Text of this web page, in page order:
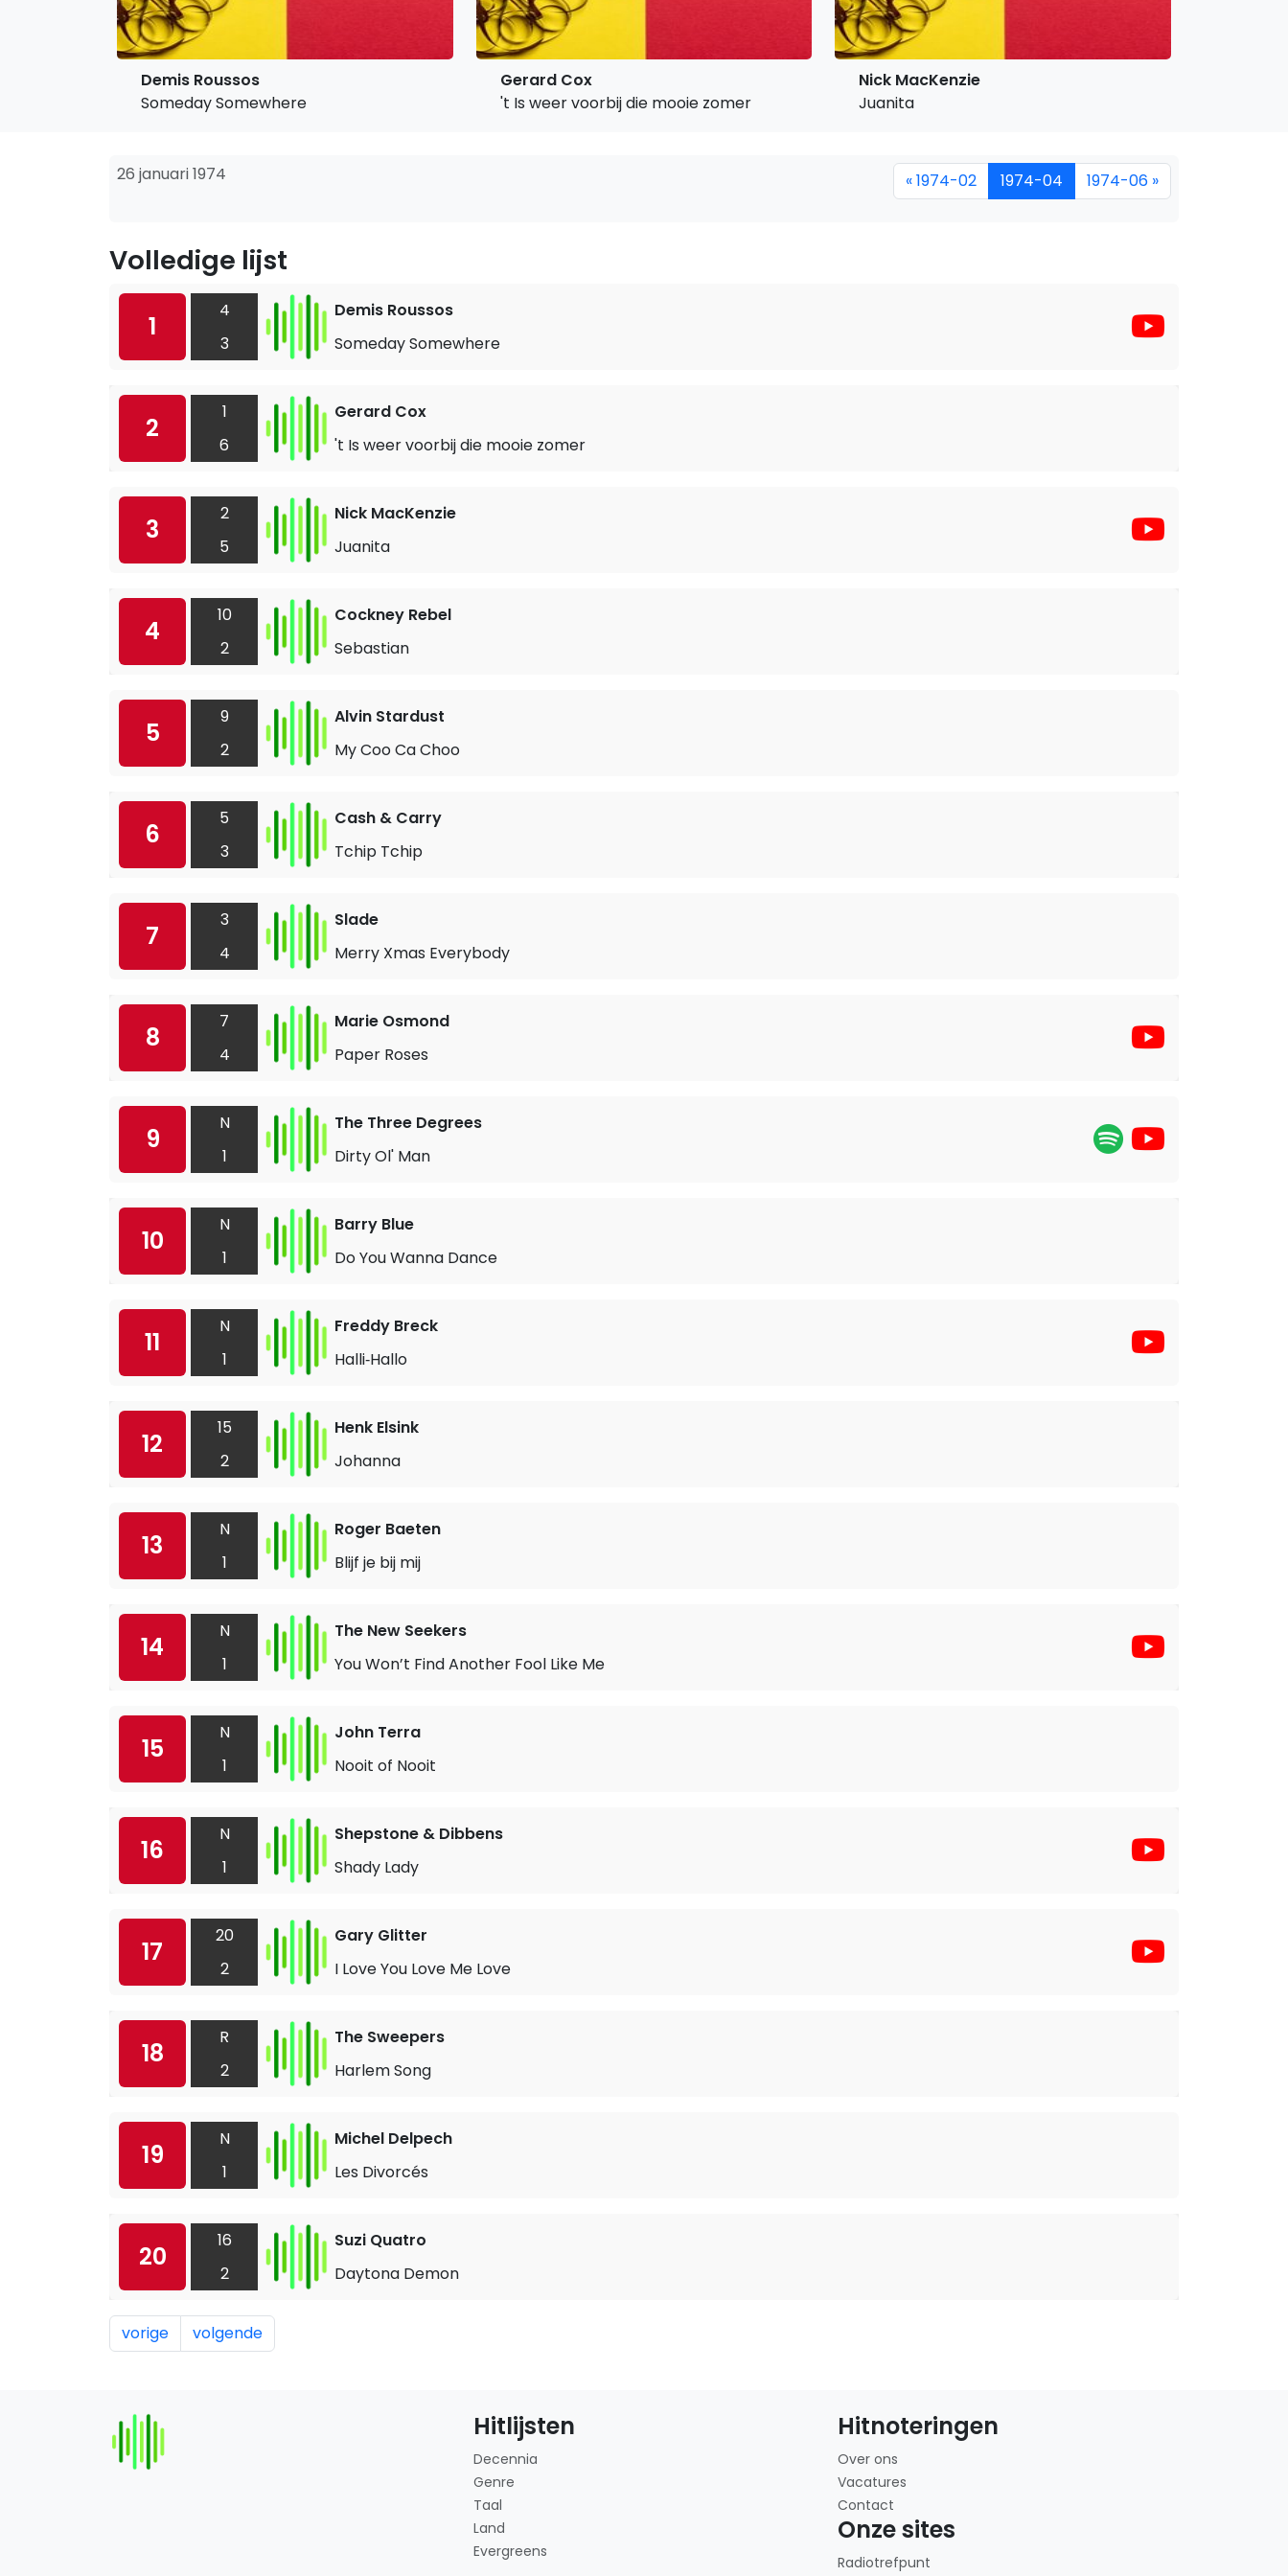
Demis Roussos
Someday Somewhere
Gerard Cox
't Is weer voorbij die mooie zomer
Nick MacKenzie
Juanita
26 januari 1974 « 1974-02 1974-04 1974-06 »
Volledige lijst
1
4
3
Demis Roussos
Someday Somewhere
2
1
6
Gerard Cox
't Is weer voorbij die mooie zomer
3
2
5
Nick MacKenzie
Juanita
4
10
2
Cockney Rebel
Sebastian
5
9
2
Alvin Stardust
My Coo Ca Choo
6
5
3
Cash & Carry
Tchip Tchip
7
3
4
Slade
Merry Xmas Everybody
8
7
4
Marie Osmond
Paper Roses
9
N
1
The Three Degrees
Dirty Ol' Man
10
N
1
Barry Blue
Do You Wanna Dance
11
N
1
Freddy Breck
Halli‐Hallo
12
15
2
Henk Elsink
Johanna
13
N
1
Roger Baeten
Blijf je bij mij
14
N
1
The New Seekers
You Won’t Find Another Fool Like Me
15
N
1
John Terra
Nooit of Nooit
16
N
1
Shepstone & Dibbens
Shady Lady
17
20
2
Gary Glitter
I Love You Love Me Love
18
R
2
The Sweepers
Harlem Song
19
N
1
Michel Delpech
Les Divorcés
20
16
2
Suzi Quatro
Daytona Demon
vorige volgende
Hitlijsten
Decennia
Genre
Taal
Land
Evergreens
Hitnoteringen
Over ons
Vacatures
Contact
Onze sites
Radiotrefpunt